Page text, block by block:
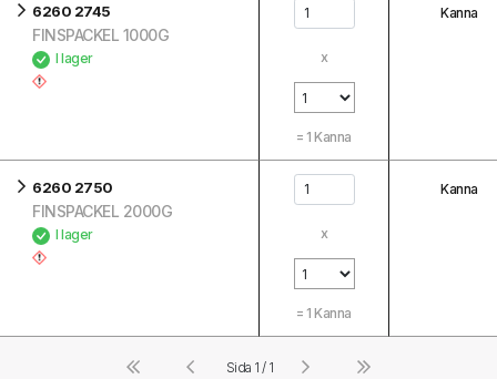
6260 2745
FINSPACKEL 1000G
I lager x
= 1 Kanna
Kanna
6260 2750
FINSPACKEL 2000G
I lager x
= 1 Kanna
Kanna
Sida 1 / 1